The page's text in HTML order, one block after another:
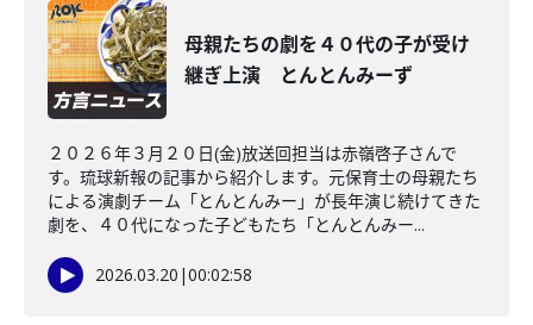
母親たちの劇を４０代の子が受け
継ぎ上演 とんとんみーず
２０２６年３月２０日(金)放送回担当は赤嶺啓子さんで
す。琉球新報の記事から紹介します。元保育士の母親たち
による演劇チーム「とんとんみー」が長年演じ続けてきた
劇を、４０代になった子どもたち「とんとんみー...
2026.03.20 |00:02:58